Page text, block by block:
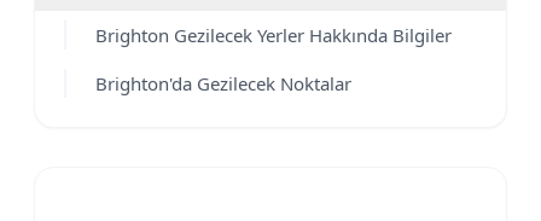
Brighton Gezilecek Yerler Hakkında Bilgiler
Brighton'da Gezilecek Noktalar